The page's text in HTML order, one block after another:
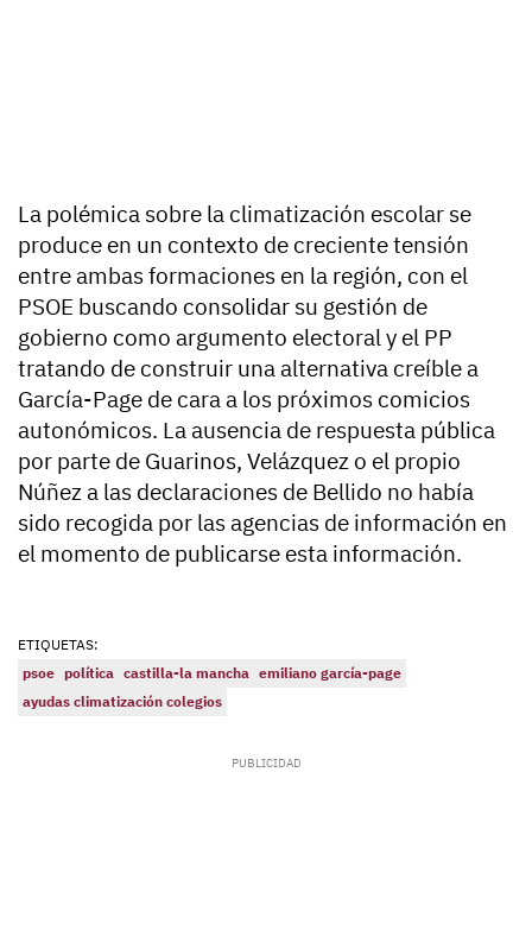
La polémica sobre la climatización escolar se
produce en un contexto de creciente tensión
entre ambas formaciones en la región, con el
PSOE buscando consolidar su gestión de
gobierno como argumento electoral y el PP
tratando de construir una alternativa creíble a
García-Page de cara a los próximos comicios
autonómicos. La ausencia de respuesta pública
por parte de Guarinos, Velázquez o el propio
Núñez a las declaraciones de Bellido no había
sido recogida por las agencias de información en
el momento de publicarse esta información.
ETIQUETAS:
psoe política castilla-la mancha emiliano garcía-page
ayudas climatización colegios